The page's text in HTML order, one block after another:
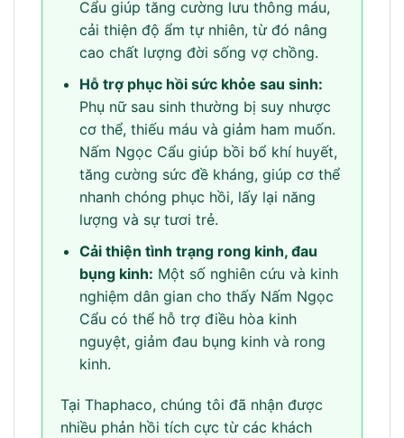
Cẩu giúp tăng cường lưu thông máu,
cải thiện độ ẩm tự nhiên, từ đó nâng
cao chất lượng đời sống vợ chồng.
Hỗ trợ phục hồi sức khỏe sau sinh:
Phụ nữ sau sinh thường bị suy nhược
cơ thể, thiếu máu và giảm ham muốn.
Nấm Ngọc Cẩu giúp bồi bổ khí huyết,
tăng cường sức đề kháng, giúp cơ thể
nhanh chóng phục hồi, lấy lại năng
lượng và sự tươi trẻ.
Cải thiện tình trạng rong kinh, đau
bụng kinh: Một số nghiên cứu và kinh
nghiệm dân gian cho thấy Nấm Ngọc
Cẩu có thể hỗ trợ điều hòa kinh
nguyệt, giảm đau bụng kinh và rong
kinh.
Tại Thaphaco, chúng tôi đã nhận được
nhiều phản hồi tích cực từ các khách